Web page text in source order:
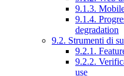
9.1.3.
9.1.4.
degradation
9.2. Strumenti di
9.2.1.
9.2.2.
use